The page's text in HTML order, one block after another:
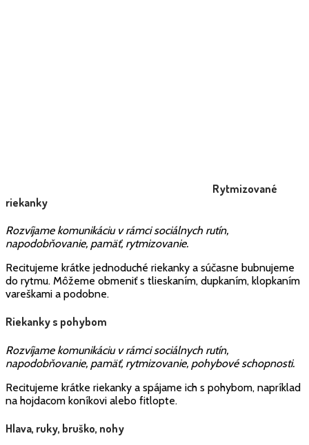
Rytmizované
riekanky
Rozvíjame komunikáciu v rámci sociálnych rutín,
napodobňovanie, pamäť, rytmizovanie.
Recitujeme krátke jednoduché riekanky a súčasne bubnujeme
do rytmu. Môžeme obmeniť s tlieskaním, dupkaním, klopkaním
vareškami a podobne.
Riekanky s pohybom
Rozvíjame komunikáciu v rámci sociálnych rutín,
napodobňovanie, pamäť, rytmizovanie, pohybové schopnosti.
Recitujeme krátke riekanky a spájame ich s pohybom, napríklad
na hojdacom koníkovi alebo fitlopte.
Hlava, ruky, bruško, nohy